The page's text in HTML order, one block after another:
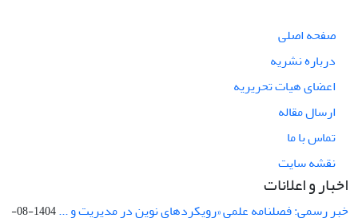
صفحه اصلی
درباره نشریه
اعضای هیات تحریریه
ارسال مقاله
تماس با ما
نقشه سایت
اخبار و اعلانات
خبر رسمی: فصلنامه علمی «رویکردهای نوین در مدیریت و ...
1404-08-